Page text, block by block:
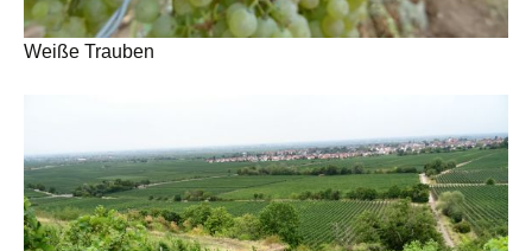
Weiße Trauben